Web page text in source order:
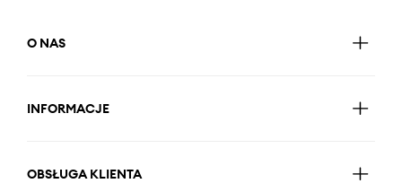
O NAS
INFORMACJE
OBSŁUGA KLIENTA